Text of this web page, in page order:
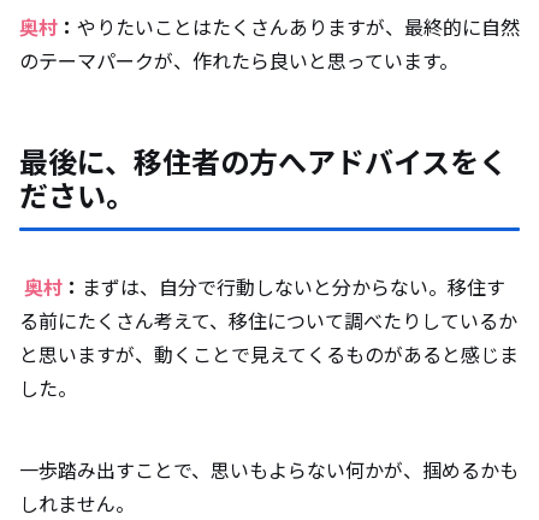
奥村 ： やりたいことはたくさんありますが、最終的に自然
のテーマパークが、作れたら良いと思っています。
最後に、移住者の方へアドバイスをく
ださい。
奥村 ： まずは、自分で行動しないと分からない。移住す
る前にたくさん考えて、移住について調べたりしているか
と思いますが、動くことで見えてくるものがあると感じま
した。
一歩踏み出すことで、思いもよらない何かが、掴めるかも
しれません。